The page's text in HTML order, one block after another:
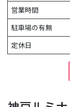
営業時間
駐車場の有無
定休日